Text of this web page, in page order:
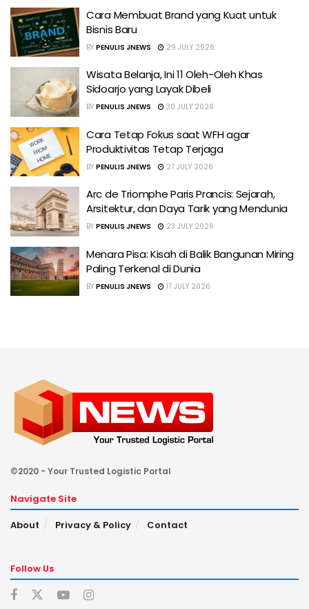
Cara Membuat Brand yang Kuat untuk
Bisnis Baru
BY PENULIS JNEWS 29 JULY 2026
Wisata Belanja, Ini 11 Oleh-Oleh Khas
Sidoarjo yang Layak Dibeli
BY PENULIS JNEWS 30 JULY 2026
Cara Tetap Fokus saat WFH agar
Produktivitas Tetap Terjaga
BY PENULIS JNEWS 27 JULY 2026
Arc de Triomphe Paris Prancis: Sejarah,
Arsitektur, dan Daya Tarik yang Mendunia
BY PENULIS JNEWS 23 JULY 2026
Menara Pisa: Kisah di Balik Bangunan Miring
Paling Terkenal di Dunia
BY PENULIS JNEWS 17 JULY 2026
©2020 - Your Trusted Logistic Portal
Navigate Site
About
Privacy & Policy Contact
Follow Us